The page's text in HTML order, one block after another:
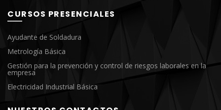
CURSOS PRESENCIALES
Ayudante de Soldadura
Metrología Básica
Gestión para la prevención y control de riesgos laborales en la
empresa
Electricidad Industrial Básica